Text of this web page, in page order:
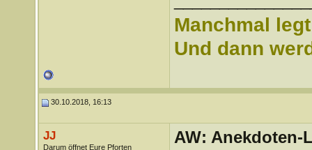
Manchmal
Und dann
30.10.2018, 16:13
JJ
Darum öffnet Eure Pforten
AW: Anekdoten-